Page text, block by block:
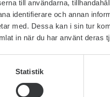
till användarna,
identifierare och annan
med. Dessa kan i sin tur
in när du har använt deras
Statistik